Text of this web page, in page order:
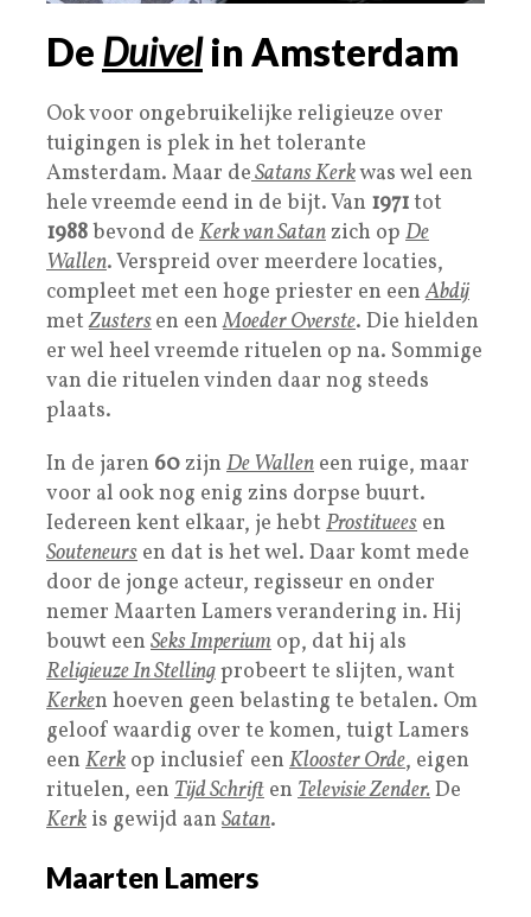
De Duivelin Amsterdam
Ook voor ongebruikelijke religieuze over
tuigingen is plek in het tolerante
Amsterdam. Maar deSatans Kerkwas wel een
hele vreemde eend in de bijt. Van 1971tot
1988bevond de Kerk van Satanzich op De
Wallen. Verspreid over meerdere locaties,
compleet met een hoge priester en eenAbdij
metZustersen eenMoeder Overste. Die hielden
er wel heel vreemde rituelen op na. Sommige
van die rituelen vinden daar nog steeds
plaats.
In de jaren 60zijn De Wallen een ruige, maar
voor al ook nog enig zins dorpse buurt.
Iedereen kent elkaar, je hebt Prostituees en
Souteneurs en dat is het wel. Daar komt mede
door de jonge acteur, regisseur en onder
nemer Maarten Lamers verandering in. Hij
bouwt een Seks Imperium op, dat hij als
Religieuze In Stellingprobeert te slijten, want
Kerken hoeven geen belasting te betalen. Om
geloof waardig over te komen, tuigt Lamers
een Kerk op inclusief een Klooster Orde, eigen
rituelen, een Tijd Schrift en Televisie Zender.De
Kerk is gewijd aan Satan.
Maarten Lamers